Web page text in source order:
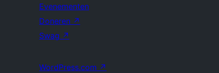
Evenementen
Doneren ↗
Swag ↗
WordPress.com ↗